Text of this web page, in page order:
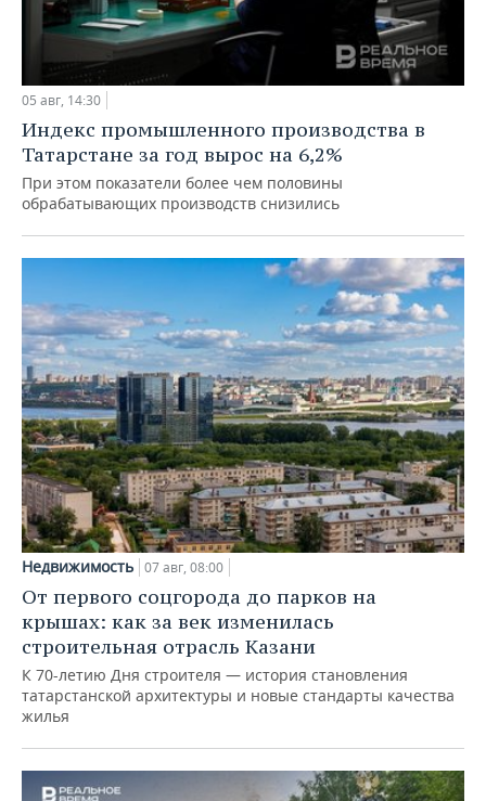
05 авг, 14:30
Индекс промышленного производства в
Татарстане за год вырос на 6,2%
При этом показатели более чем половины
обрабатывающих производств снизились
Недвижимость 07 авг, 08:00
От первого соцгорода до парков на
крышах: как за век изменилась
строительная отрасль Казани
К 70-летию Дня строителя — история становления
татарстанской архитектуры и новые стандарты качества
жилья